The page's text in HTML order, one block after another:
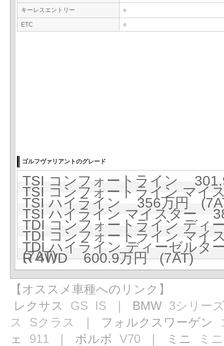
キーレスエントリー ○
ETC ○
ゴルフヴァリアントのグレード
TSI コンフォートライン
TSI コンフォートライン マ
TSI ハイライン 356万円
TSI ハイライン マイスター
TDI コンフォートライン デ
TDI コンフォートライン マ
(7AT)
TDI ハイライン ディーゼル
R 4WD 600.9万円 (7AT)
【オススメ車種へのリンク】
レクサス GS IS ｜ BMW 3シリー
ス
Sクラス ｜ フォルクスワーゲン
ェ 911 ｜ ボルボ V70 ｜ ミニ ミニ